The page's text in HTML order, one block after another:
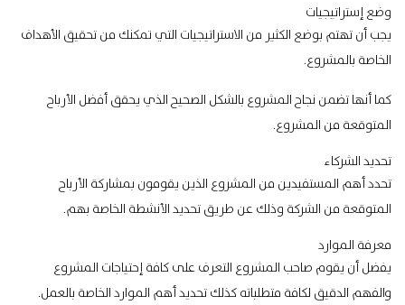
وضع إستراتيجيات
يجب أن تهتم بوضع الكثير من الاستراتيجيات التي تمكنك منتحقيق الأهداف
الخاصة بالمشروع.
كما أنها تضمن نجاح المشروع بالشكل الصحيح الذي يحقق أفضل الأرباح
المتوقعة من المشروع.
تحديد الشركاء
تحدد أهم المستفيدين من المشروع الذين يقومون بمشاركة الأرباح
المتوقعة من الشركة وذلك عن طريق تحديد الأنشطة الخاصة بهم.
معرفة الموارد
يفضل أن يقوم صاحب المشروع التعرف على كافةإحتياجات المشروع
والفهم الدقيق لكافة متطلباته كذلك تحديد أهم الموارد الخاصة بالعمل.